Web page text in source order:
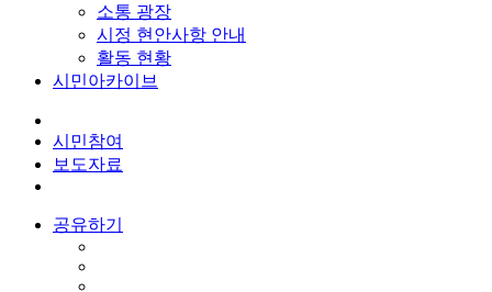
소통 광장
시정 현안사항 안내
활동 현황
시민아카이브
시민참여
보도자료
공유하기